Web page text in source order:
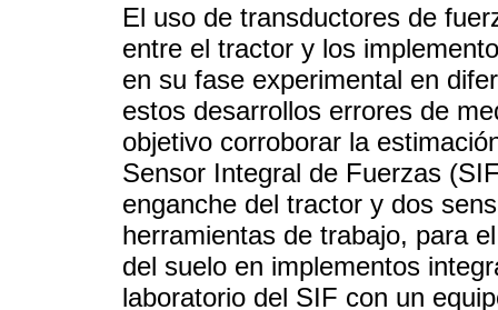
El uso de transductores de
entre el tractor y los
en su fase experimental en
estos desarrollos errores de
objetivo corroborar la
Sensor Integral de Fuerzas
enganche del tractor y dos
herramientas de trabajo, para
del suelo en implementos
laboratorio del SIF con un